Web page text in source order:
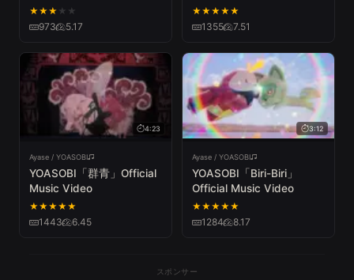
Music Video
★★★ ★ ★
973 5.17
★★★★★
1355 7.51
4:23
Ayase / YOASOBI
YOASOBI「群青」Official
Music Video
★★★★★
1443 6.45
3:12
Ayase / YOASOBI
YOASOBI「Biri-Biri」
Official Music Video
★★★★★
1284 8.17
スポンサー